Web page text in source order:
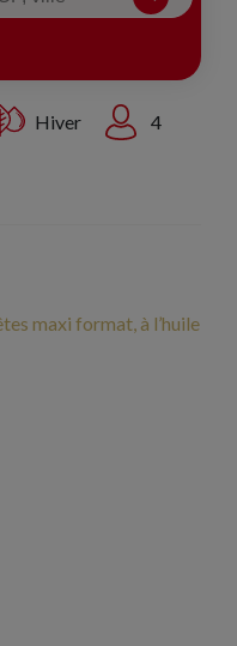
Hiver 4
maxi format, à l’huile